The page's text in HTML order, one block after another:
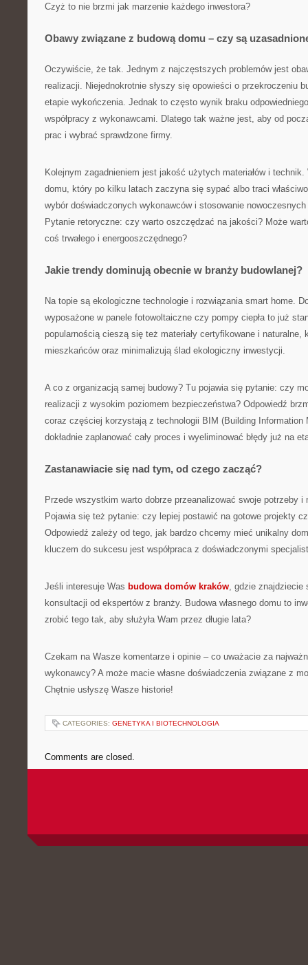
Czyż to nie brzmi jak marzenie każdego inwestora?
Obawy związane z budową domu – czy są
Oczywiście, że tak. Jednym z najczęstszych problemów jest
realizacji. Niejednokrotnie słyszy się opowieści o przekroczeniu
etapie wykończenia. Jednak to często wynik braku
współpracy z wykonawcami. Dlatego tak ważne jest, aby od
prac i wybrać sprawdzone firmy.
Kolejnym zagadnieniem jest jakość użytych materiałów i
domu, który po kilku latach zaczyna się sypać albo traci
wybór doświadczonych wykonawców i stosowanie
Pytanie retoryczne: czy warto oszczędzać na jakości? Może
coś trwałego i energooszczędnego?
Jakie trendy dominują obecnie w branży budowlanej?
Na topie są ekologiczne technologie i rozwiązania smart home.
wyposażone w panele fotowoltaiczne czy pompy ciepła to już
popularnością cieszą się też materiały certyfikowane i naturalne,
mieszkańców oraz minimalizują ślad ekologiczny inwestycji.
A co z organizacją samej budowy? Tu pojawia się pytanie: czy
realizacji z wysokim poziomem bezpieczeństwa? Odpowiedź
coraz częściej korzystają z technologii BIM (Building Information
dokładnie zaplanować cały proces i wyeliminować błędy już na
Zastanawiacie się nad tym, od czego zacząć?
Przede wszystkim warto dobrze przeanalizować swoje potrzeby i
Pojawia się też pytanie: czy lepiej postawić na gotowe projekty
Odpowiedź zależy od tego, jak bardzo chcemy mieć unikalny
kluczem do sukcesu jest współpraca z doświadczonymi
Jeśli interesuje Was budowa domów kraków, gdzie znajdziecie
konsultacji od ekspertów z branży. Budowa własnego domu to
zrobić tego tak, aby służyła Wam przez długie lata?
Czekam na Wasze komentarze i opinie – co uważacie za
wykonawcy? A może macie własne doświadczenia związane z
Chętnie usłyszę Wasze historie!
CATEGORIES: GENETYKA I BIOTECHNOLOGIA
Comments are closed.